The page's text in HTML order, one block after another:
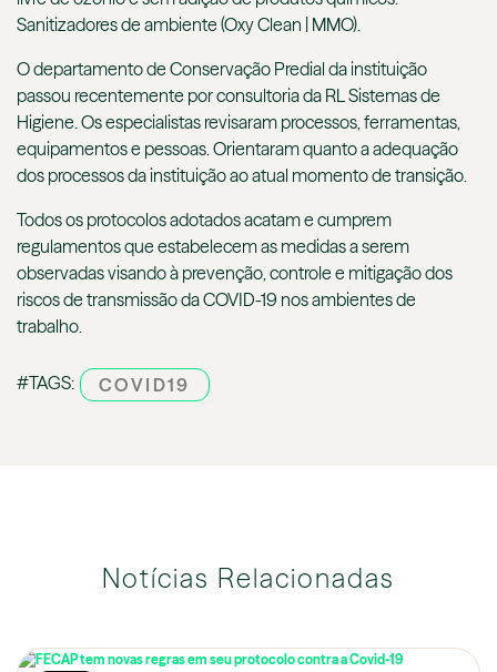
Sanitizadores de ambiente (Oxy Clean | MMO).
O departamento de Conservação Predial da instituição
passou recentemente por consultoria da RL Sistemas de
Higiene. Os especialistas revisaram processos, ferramentas,
equipamentos e pessoas. Orientaram quanto a adequação
dos processos da instituição ao atual momento de transição.
Todos os protocolos adotados acatam e cumprem
regulamentos que estabelecem as medidas a serem
observadas visando à prevenção, controle e mitigação dos
riscos de transmissão da COVID-19 nos ambientes de
trabalho.
#TAGS: COVID19
Notícias Relacionadas